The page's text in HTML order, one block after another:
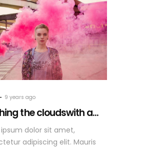
9 years ago
the cloudswith a...
dolor sit amet,
adipiscing elit. Mauris